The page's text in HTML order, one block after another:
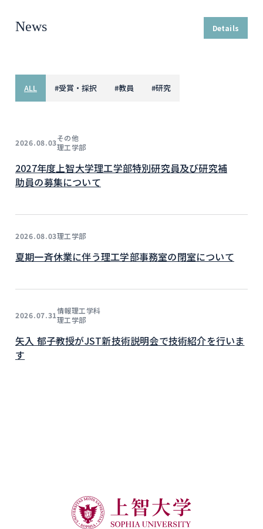
News Details
ALL #受賞・採択 #教員 #研究
2026.08.03その他
理工学部
2027年度上智大学理工学部特別研究員及び研究補
助員の募集について
2026.08.03理工学部
夏期一斉休業に伴う理工学部事務室の閉室について
2026.07.31情報理工学科
理工学部
矢入 郁子教授がJST新技術説明会で技術紹介を行いま
す